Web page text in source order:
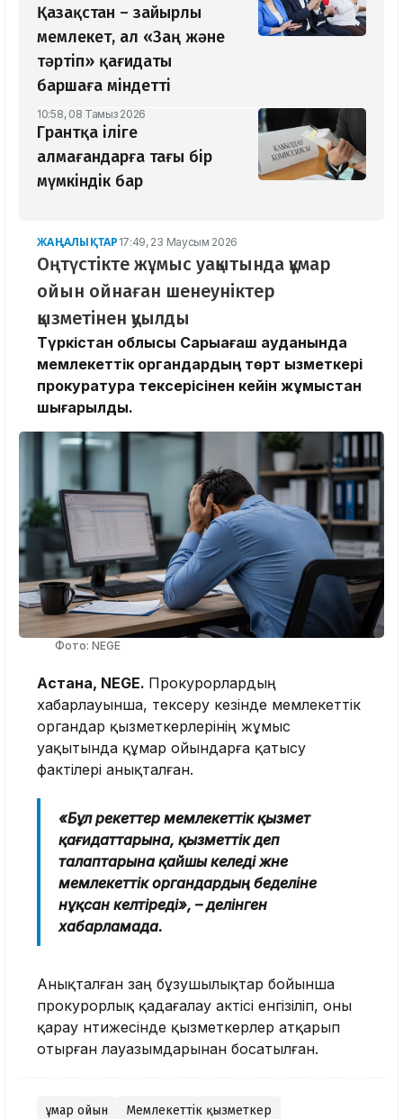
Қазақстан – зайырлы
мемлекет, ал «Заң және
тәртіп» қағидаты
баршаға міндетті
10:58, 08 Тамыз 2026
Грантқа іліге
алмағандарға тағы бір
мүмкіндік бар
ЖАҢАЛЫҚТАР 17:49, 23 Маусым 2026
Оңтүстікте жұмыс уақытында құмар
ойын ойнаған шенеуніктер
қызметінен қуылды
Түркістан облысы Сарыағаш ауданында
мемлекеттік органдардың төрт қызметкері
прокуратура тексерісінен кейін жұмыстан
шығарылды.
Фото: NEGE
Астана, NEGE. Прокурорлардың
хабарлауынша, тексеру кезінде мемлекеттік
органдар қызметкерлерінің жұмыс
уақытында құмар ойындарға қатысу
фактілері анықталған.
«Бұл әрекеттер мемлекеттік қызмет
қағидаттарына, қызметтік әдеп
талаптарына қайшы келеді және
мемлекеттік органдардың беделіне
нұқсан келтіреді», – делінген
хабарламада.
Анықталған заң бұзушылықтар бойынша
прокурорлық қадағалау актісі енгізіліп, оны
қарау нәтижесінде қызметкерлер атқарып
отырған лауазымдарынан босатылған.
Құмар ойын
Мемлекеттік қызметкер